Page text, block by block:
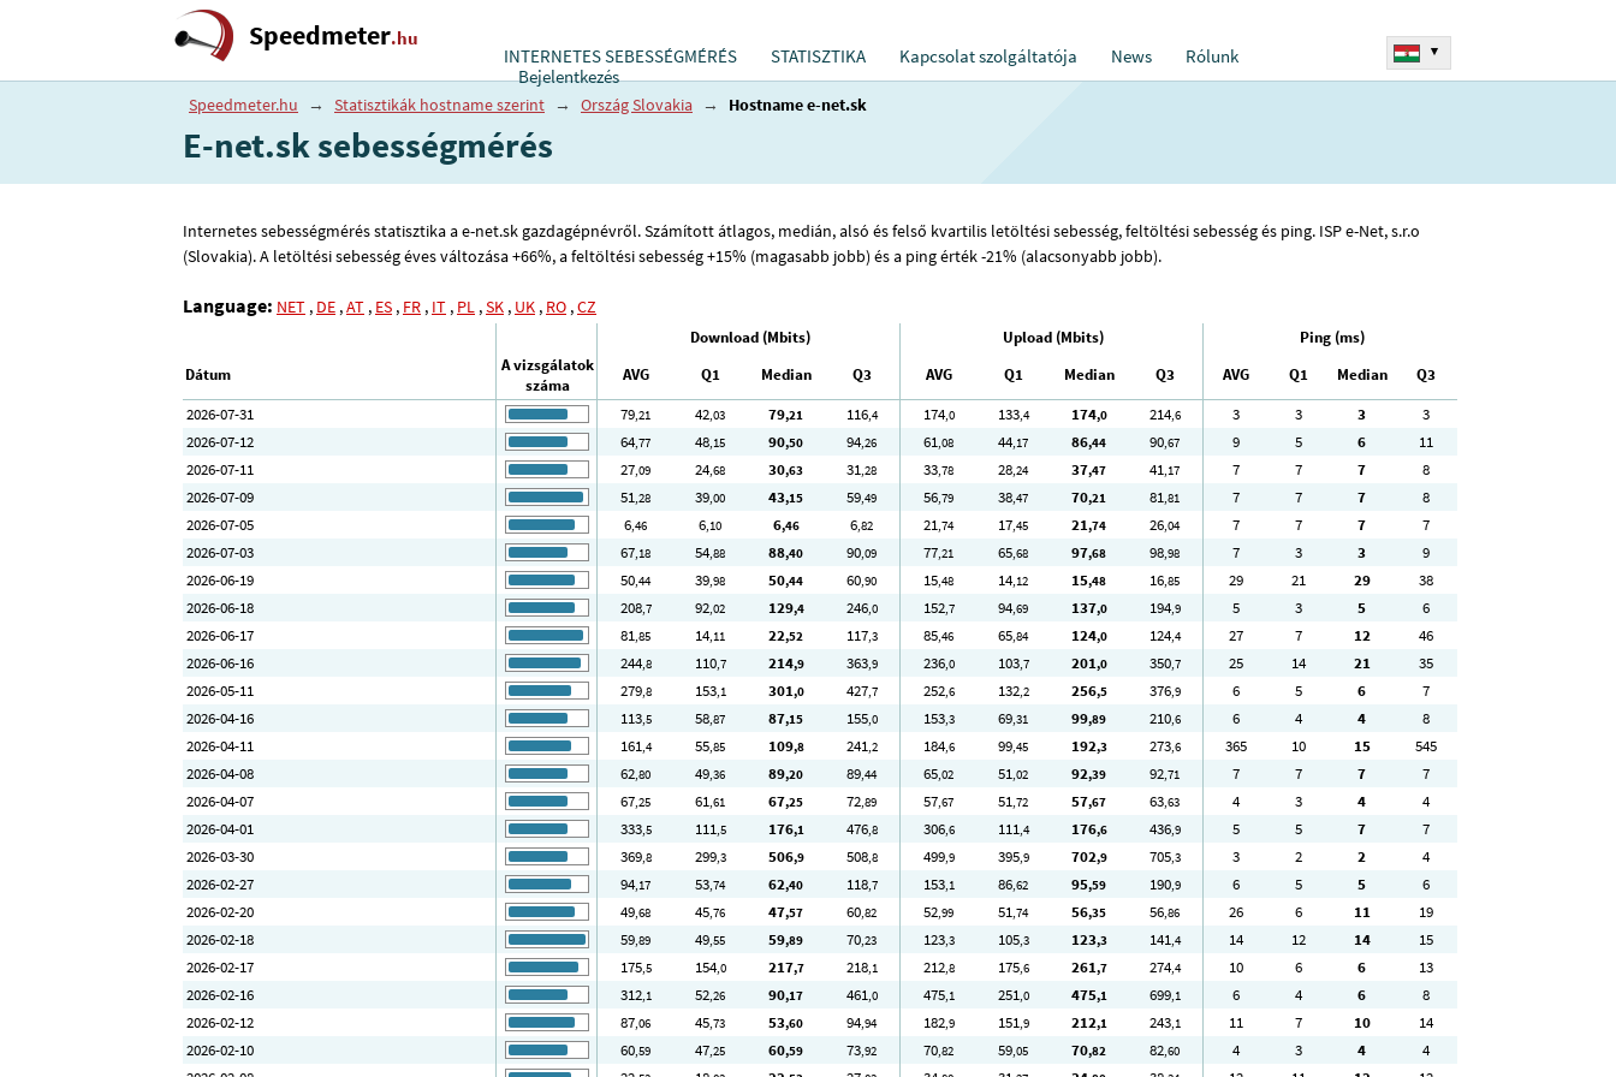
Speedmeter.hu
INTERNETES SEBESSÉGMÉRÉS STATISZTIKA Kapcsolat szolgáltatója News
Rólunk
Bejelentkezés
▾
Speedmeter.hu → Statisztikák hostname szerint → Ország Slovakia → Hostname e-net.sk
E-net.sk sebességmérés
Internetes sebességmérés statisztika a e-net.sk gazdagépnévről. Számított átlagos, medián, alsó és felső kvartilis letöltési sebesség, feltöltési sebesség és ping. ISP e-Net, s.r.o
(Slovakia). A letöltési sebesség éves változása +66%, a feltöltési sebesség +15% (magasabb jobb) és a ping érték -21% (alacsonyabb jobb).
Language: NET , DE ,AT , ES , FR , IT , PL ,SK , UK , RO ,CZ
Download (Mbits) Upload (Mbits)
Ping (ms)
Dátum
A vizsgálatok
száma
AVG Q1 Median Q3 AVG Q1 Median Q3 AVG Q1 Median
Q3
2026-07-31
79,21 42,03 79,21 116,4 174,0 133,4 174,0 214,6 3 3 3
3
2026-07-12
64,77 48,15 90,50 94,26 61,08 44,17 86,44 90,67 9 5 6
11
2026-07-11
27,09 24,68 30,63 31,28 33,78 28,24 37,47 41,17 7 7 7
8
2026-07-09
51,28 39,00 43,15 59,49 56,79 38,47 70,21 81,81 7 7 7
8
2026-07-05
6,46 6,10 6,46 6,82 21,74 17,45 21,74 26,04 7 7 7
7
2026-07-03
67,18 54,88 88,40 90,09 77,21 65,68 97,68 98,98 7 3 3
9
2026-06-19
50,44 39,98 50,44 60,90 15,48 14,12 15,48 16,85 29 21 29
38
2026-06-18
208,7 92,02 129,4 246,0 152,7 94,69 137,0 194,9 5 3 5
6
2026-06-17
81,85 14,11 22,52 117,3 85,46 65,84 124,0 124,4 27 7 12
46
2026-06-16
244,8 110,7 214,9 363,9 236,0 103,7 201,0 350,7 25 14 21
35
2026-05-11
279,8 153,1 301,0 427,7 252,6 132,2 256,5 376,9 6 5 6
7
2026-04-16
113,5 58,87 87,15 155,0 153,3 69,31 99,89 210,6 6 4 4
8
2026-04-11
161,4 55,85 109,8 241,2 184,6 99,45 192,3 273,6 365 10 15
545
2026-04-08
62,80 49,36 89,20 89,44 65,02 51,02 92,39 92,71 7 7 7
7
2026-04-07
67,25 61,61 67,25 72,89 57,67 51,72 57,67 63,63 4 3 4
4
2026-04-01
333,5 111,5 176,1 476,8 306,6 111,4 176,6 436,9 5 5 7
7
2026-03-30
369,8 299,3 506,9 508,8 499,9 395,9 702,9 705,3 3 2 2
4
2026-02-27
94,17 53,74 62,40 118,7 153,1 86,62 95,59 190,9 6 5 5
6
2026-02-20
49,68 45,76 47,57 60,82 52,99 51,74 56,35 56,86 26 6 11
19
2026-02-18
59,89 49,55 59,89 70,23 123,3 105,3 123,3 141,4 14 12 14
15
2026-02-17
175,5 154,0 217,7 218,1 212,8 175,6 261,7 274,4 10 6 6
13
2026-02-16
312,1 52,26 90,17 461,0 475,1 251,0 475,1 699,1 6 4 6
8
2026-02-12
87,06 45,73 53,60 94,94 182,9 151,9 212,1 243,1 11 7 10
14
2026-02-10
60,59 47,25 60,59 73,92 70,82 59,05 70,82 82,60 4 3 4
4